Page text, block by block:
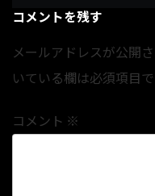
コメントを残す
メールアドレスが公開
いている欄は必須項目
コメント ※